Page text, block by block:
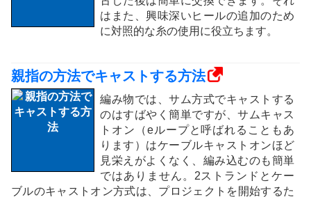
はまた、興味深いヒールの追加のため
に対照的な糸の使用に役立ちます。
親指の方法でキャストする方法
編み物では、サム方式でキャストする
のはすばやく簡単ですが、サムキャス
トオン（eループと呼ばれることもあ
ります）はケーブルキャストオンほど
見栄えがよくなく、編み込むのも簡単
ではありません。2ストランドとケー
ブルのキャストオン方式は、プロジェクトを開始するた